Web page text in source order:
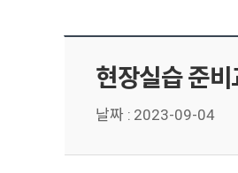
현장실습 준
날짜 : 2023-09-04